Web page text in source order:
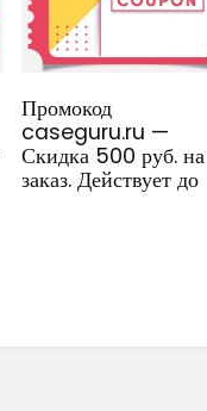
Промокод
caseguru.ru —
Скидка 500 руб. на
заказ. Действует до